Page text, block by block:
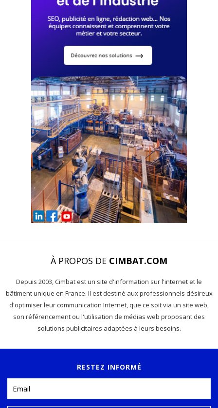
À PROPOS DE CIMBAT.COM
Depuis 2003, Cimbat est un site d'information sur l'internet et le
bâtiment unique en France. Il est destiné aux professionnels désireux
d'optimiser leur communication Internet, que ce soit via un site web,
son référencement ou l'utilisation de médias web proposant des
solutions publicitaires adaptées à leurs besoins.
RESTEZ INFORMÉ